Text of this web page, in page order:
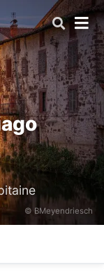
© BMeyendriesch